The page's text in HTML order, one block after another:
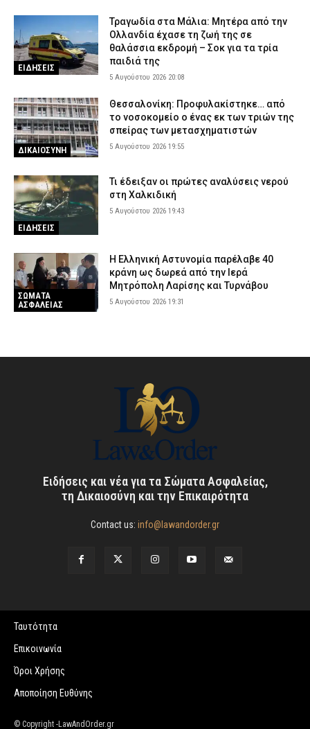
ΕΙΔΗΣΕΙΣ
Τραγωδία στα Μάλια: Μητέρα από την
Ολλανδία έχασε τη ζωή της σε
θαλάσσια εκδρομή – Σοκ για τα τρία
παιδιά της
5 Αυγούστου 2026 20:08
ΔΙΚΑΙΟΣΥΝΗ
Θεσσαλονίκη: Προφυλακίστηκε… από
το νοσοκομείο ο ένας εκ των τριών της
σπείρας των μετασχηματιστών
5 Αυγούστου 2026 19:55
ΕΙΔΗΣΕΙΣ
Τι έδειξαν οι πρώτες αναλύσεις νερού
στη Χαλκιδική
5 Αυγούστου 2026 19:43
ΣΩΜΑΤΑ
ΑΣΦΑΛΕΙΑΣ
Η Ελληνική Αστυνομία παρέλαβε 40
κράνη ως δωρεά από την Ιερά
Μητρόπολη Λαρίσης και Τυρνάβου
5 Αυγούστου 2026 19:31
Ειδήσεις και νέα για τα Σώματα Ασφαλείας,
τη Δικαιοσύνη και την Επικαιρότητα
Contact us: info@lawandorder.gr
Ταυτότητα
Επικοινωνία
Όροι Χρήσης
Αποποίηση Ευθύνης
© Copyright -LawAndOrder.gr